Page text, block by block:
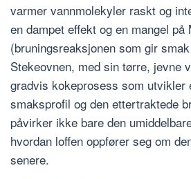
varmer vannmolekyler raskt og
en dampet effekt og en mangel
(bruningsreaksjonen som gir
Stekeovnen, med sin tørre, jevne
gradvis kokeprosess som utvikler
smaksprofil og den ettertraktede
påvirker ikke bare den
hvordan loffen oppfører seg om
senere.